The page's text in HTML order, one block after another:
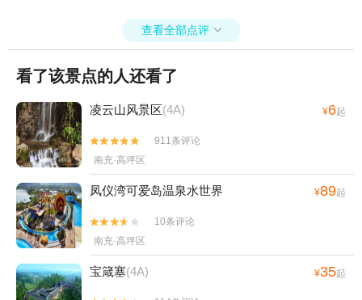
查看全部点评 
看了该景点的人还看了
凌云山风景区(4A) ¥6起


911条评论
南充·高坪区
凤仪湾可爱岛温泉水世界 ¥89起


10条评论
南充·高坪区
宝箴塞(4A) ¥35起